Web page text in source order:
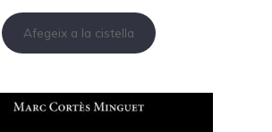
Afegeix a la cistella